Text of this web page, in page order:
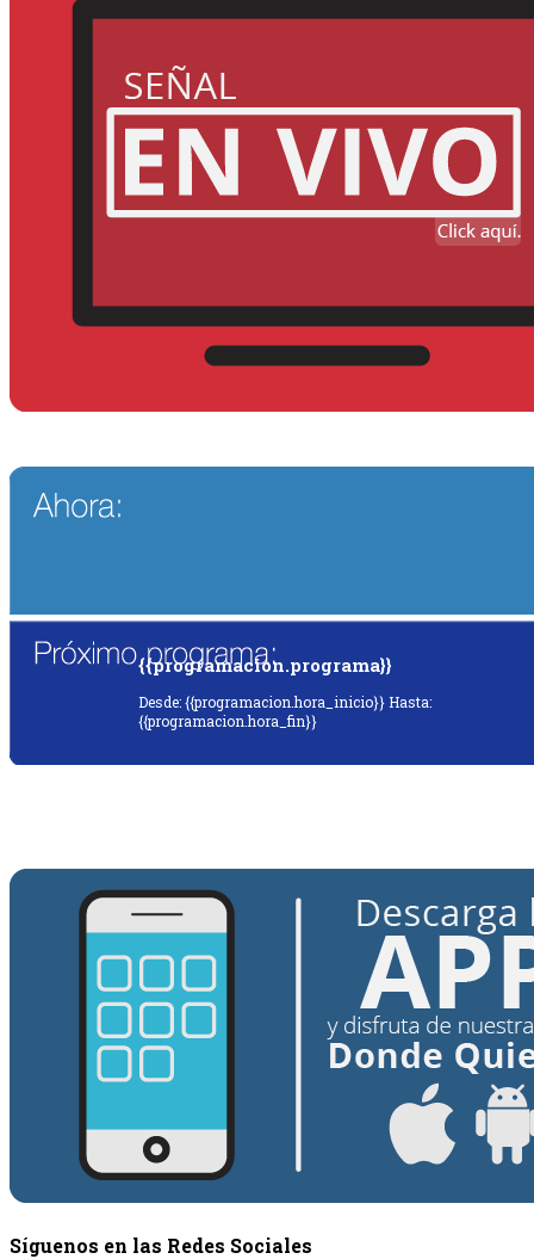
{{programacion.programa}}
Desde: {{programacion.hora_inicio}} Hasta:
{{programacion.hora_fin}}
Síguenos en las Redes Sociales